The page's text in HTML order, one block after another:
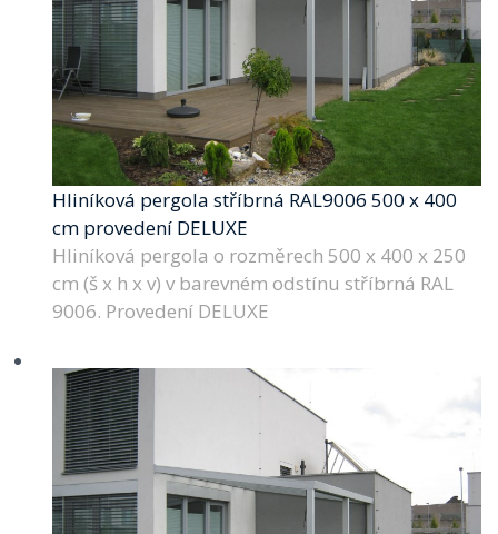
Hliníková pergola stříbrná RAL9006 500 x 400
cm provedení DELUXE
Hliníková pergola o rozměrech 500 x 400 x 250
cm (š x h x v) v barevném odstínu stříbrná RAL
9006. Provedení DELUXE